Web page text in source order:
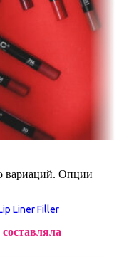
вариаций. Опции
Liner Filler